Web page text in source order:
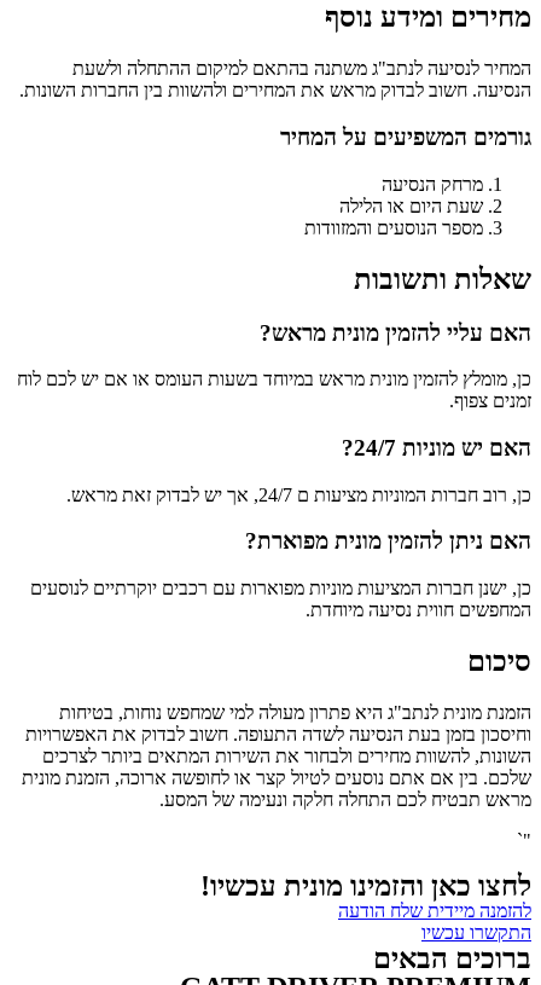
מחירים ומידע נוסף
המחיר לנסיעה לנתב"ג משתנה בהתאם למיקום ההתחלה ולשעת
הנסיעה. חשוב לבדוק מראש את המחירים ולהשוות בין החברות השונות.
גורמים המשפיעים על המחיר
מרחק הנסיעה
שעת היום או הלילה
מספר הנוסעים והמזוודות
שאלות ותשובות
האם עליי להזמין מונית מראש?
כן, מומלץ להזמין מונית מראש במיוחד בשעות העומס או אם יש לכם לוח
זמנים צפוף.
האם יש מוניות 24/7?
כן, רוב חברות המוניות מציעות ם 24/7, אך יש לבדוק זאת מראש.
האם ניתן להזמין מונית מפוארת?
כן, ישנן חברות המציעות מוניות מפוארות עם רכבים יוקרתיים לנוסעים
המחפשים חווית נסיעה מיוחדת.
סיכום
הזמנת מונית לנתב"ג היא פתרון מעולה למי שמחפש נוחות, בטיחות
וחיסכון בזמן בעת הנסיעה לשדה התעופה. חשוב לבדוק את האפשרויות
השונות, להשוות מחירים ולבחור את השירות המתאים ביותר לצרכים
שלכם. בין אם אתם נוסעים לטיול קצר או לחופשה ארוכה, הזמנת מונית
מראש תבטיח לכם התחלה חלקה ונעימה של המסע.
"`
לחצו כאן והזמינו מונית עכשיו!
להזמנה מיידית שלח הודעה
התקשרו עכשיו
ברוכים הבאים